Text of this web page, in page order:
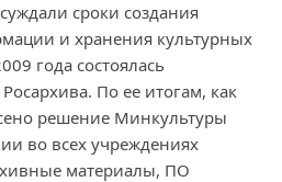
сроки создания
и хранения культурных
года состоялась
По ее итогам, как
решение Минкультуры
во всех учреждениях
материалы, ПО